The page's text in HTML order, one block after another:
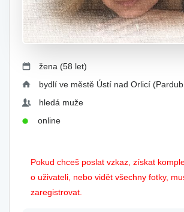
žena (58 let)
bydlí ve městě Ústí nad Orlicí
hledá muže
online
Pokud chceš poslat vzkaz, získat
o uživateli, nebo vidět všechny fotky,
zaregistrovat.